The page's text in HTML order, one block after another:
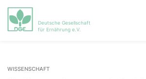
Deutsche Gesellschaft
für Ernährung e.V.
WISSENSCHAFT